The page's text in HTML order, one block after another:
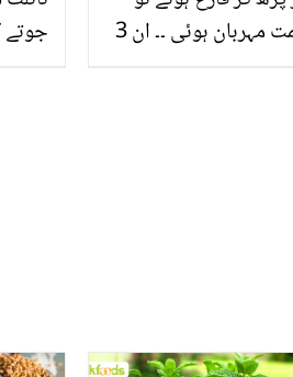
قسمت مہربان ہوئی ۔۔ ان 3